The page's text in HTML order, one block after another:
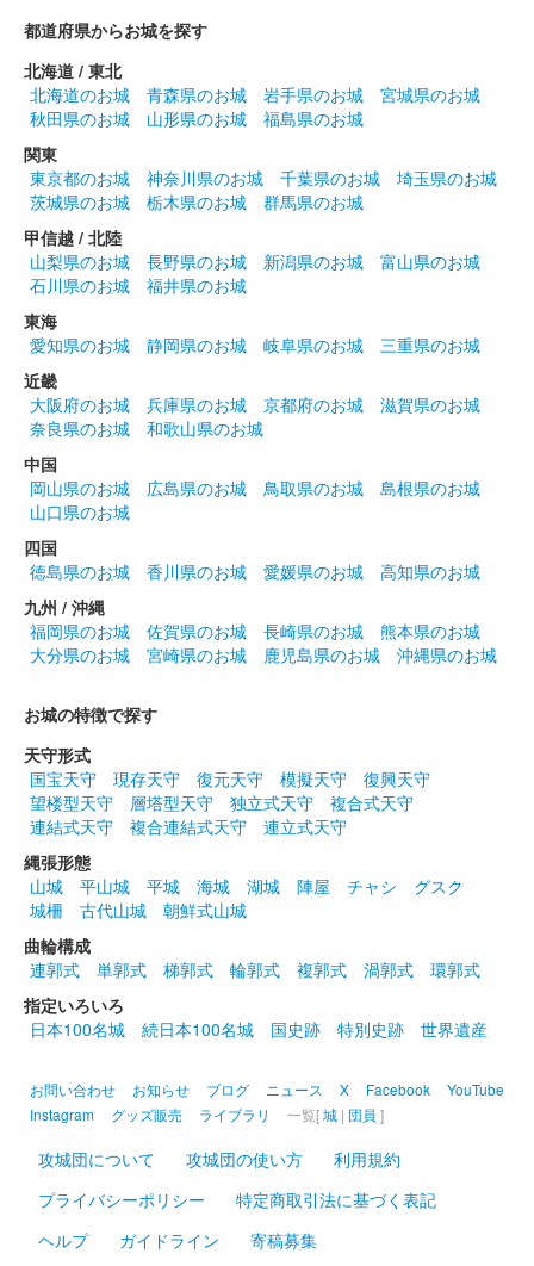
お城EXPO 2024の会場内「NPO法人古河史楽会 古河城」ブース
で販売
古河城 御城印 古河城バルーン 第二版
古河城 御城印
版
頼政神社御朱印と一体化した御城印で、古河と茨城を勝手に応援
する茨城県古河市非公認ご当地キャラ「こがにゃんこ」がデザイ
ンされている。
古河城 御城印
両面刷り。足利成氏のイラスト（by 湊望）を使用。
古河城 御城印
&NPO法人古河史楽会設立記念版
古河城 御城印
販売終了
古河城 御城印
人古河史学会設立記念版
配布終了
クラウドファンディング「12月に開催のお城EXPO 2024におい
て古河城バルーンを築城したい」の返礼品。
古河城 御城印 クラウドファンディング成功記念版
配布終了
て古河城バルーンを築城したい」の返礼品。
都道府県からお城を探す
北海道 / 東北
北海道のお城
青森県のお城 岩手県のお城
宮城県のお城
秋田県のお城
山形県のお城
福島県のお城
関東
東京都のお城
神奈川県のお城 千葉県のお城
埼玉県のお城
茨城県のお城
栃木県のお城
群馬県のお城
甲信越 / 北陸
山梨県のお城
長野県のお城 新潟県のお城
富山県のお城
石川県のお城
福井県のお城
東海
愛知県のお城
静岡県のお城 岐阜県のお城
三重県のお城
近畿
大阪府のお城
兵庫県のお城 京都府のお城
滋賀県のお城
奈良県のお城
和歌山県のお城
中国
岡山県のお城
広島県のお城 鳥取県のお城
島根県のお城
山口県のお城
四国
徳島県のお城
香川県のお城 愛媛県のお城
高知県のお城
九州 / 沖縄
福岡県のお城
佐賀県のお城 長崎県のお城
熊本県のお城
大分県のお城
宮崎県のお城 鹿児島県のお城 沖縄県のお城
お城の特徴で探す
天守形式
国宝天守
現存天守 復元天守 模擬天守
復興天守
望楼型天守
層塔型天守 独立式天守
複合式天守
連結式天守
複合連結式天守
連立式天守
縄張形態
山城
平山城 平城 海城 湖城 陣屋 チャシ
グスク
城柵
古代山城
朝鮮式山城
曲輪構成
連郭式
単郭式 梯郭式 輪郭式 複郭式 渦郭式
環郭式
指定いろいろ
日本100名城
続日本100名城 国史跡 特別史跡 世界遺産
お問い合わせ お知らせ ブログ ニュース X Facebook
YouTube
Instagram
グッズ販売 ライブラリ 一覧[城 | 団員 ]
攻城団について 攻城団の使い方
利用規約
プライバシーポリシー
特定商取引法に基づく表記
ヘルプ
ガイドライン
寄稿募集